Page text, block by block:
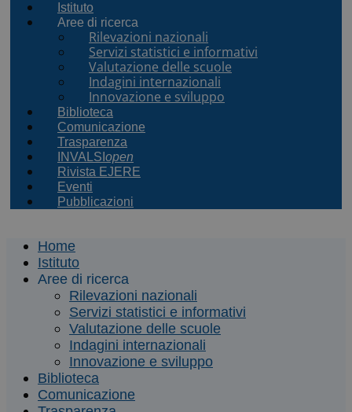
Istituto
Aree di ricerca
Rilevazioni nazionali
Servizi statistici e informativi
Valutazione delle scuole
Indagini internazionali
Innovazione e sviluppo
Biblioteca
Comunicazione
Trasparenza
INVALSI open
Rivista EJERE
Eventi
Pubblicazioni
Home
Istituto
Aree di ricerca
Rilevazioni nazionali
Servizi statistici e informativi
Valutazione delle scuole
Indagini internazionali
Innovazione e sviluppo
Biblioteca
Comunicazione